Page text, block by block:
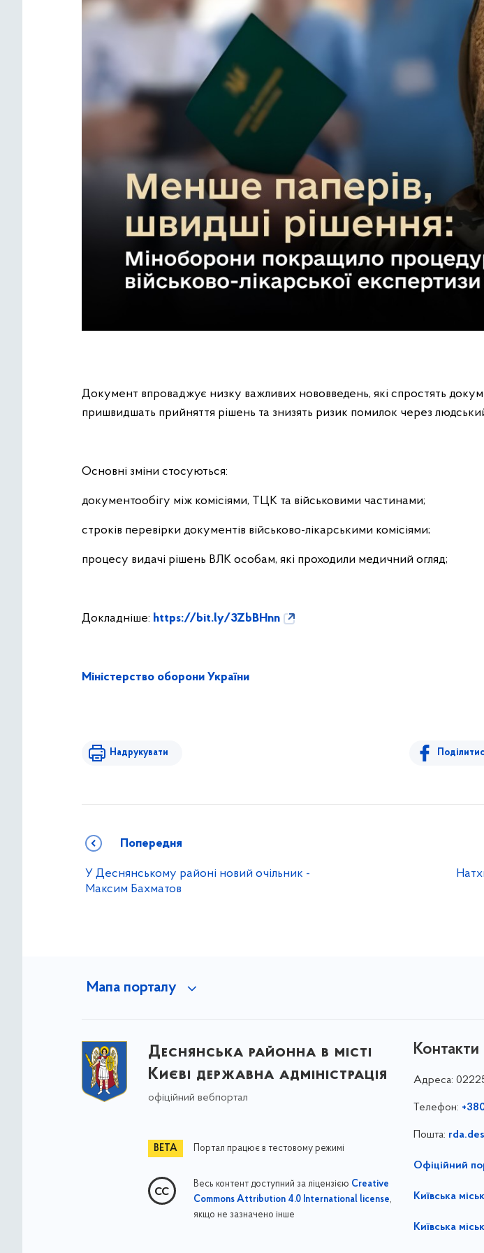
Документ впроваджує низку важливих нововведень, які спростять
пришвидшать прийняття рішень та знизять ризик помилок через
Основні зміни стосуються:
документообігу між комісіями, ТЦК та військовими частинами;
строків перевірки документів військово-лікарськими комісіями;
процесу видачі рішень ВЛК особам, які проходили медичний огляд;
Докладніше: https://bit.ly/3ZbBHnn
Міністерство оборони України
Надрукувати
Попередня
У Деснянському районі новий очільник -
Максим Бахматов
Мапа порталу
Деснянська районна в місті
Києві державна адміністрація
офіційний вебпортал
Портал працює в тестовому режимі
Весь контент доступний за ліцензією Creative
Commons Attribution 4.0 International license,
якщо не зазначено інше
Контакти
Адреса:
Телефон:
Пошта:
Офіційний
Київська
Київська